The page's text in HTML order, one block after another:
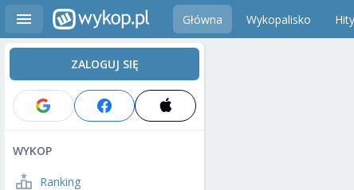
Główna Wykopalisko Hity
ZALOGUJ SIĘ
WYKOP
Ranking